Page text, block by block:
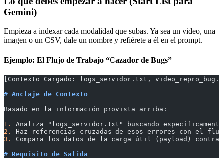
Gemini)
Empieza a indexar cada modalidad que subas. Ya sea un video, una
imagen o un CSV, dale un nombre y refiérete a él en el prompt.
Ejemplo: El Flujo de Trabajo “Cazador de Bugs”
[Contexto Cargado: logs_servidor.txt,
# Anclaje de Contexto
Basado en la información provista arriba:
1.
Analiza "logs_servidor.txt" buscando
2.
Haz referencias cruzadas de esos errores con el
3.
Compara los datos de la carga útil (payload) contra
# Requisito de Salida